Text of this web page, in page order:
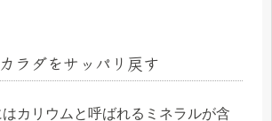
ラダをサッパリ戻す
カリウムと呼ばれるミネラルが含